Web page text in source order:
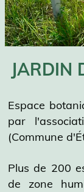
JARDIN
Espace
par
(Commune
Plus de 200
de zone